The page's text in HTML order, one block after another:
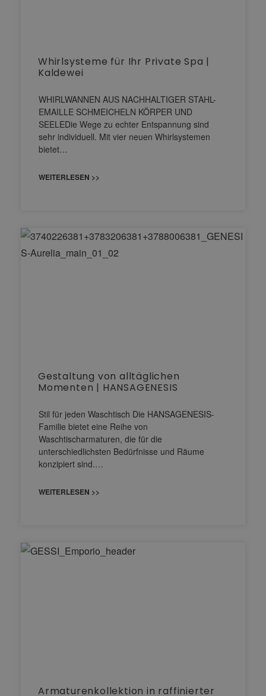
Whirlsysteme für Ihr Private Spa |
Kaldewei
WHIRLWANNEN AUS NACHHALTIGER STAHL-
EMAILLE SCHMEICHELN KÖRPER UND
SEELEDie Wege zu echter Entspannung sind
sehr individuell. Mit vier neuen Whirlsystemen
bietet…
WEITERLESEN >>
Gestaltung von alltäglichen
Momenten | HANSAGENESIS
Stil für jeden Waschtisch Die HANSAGENESIS-
Familie bietet eine Reihe von
Waschtischarmaturen, die für die
unterschiedlichsten Bedürfnisse und Räume
konzipiert sind.…
WEITERLESEN >>
Armaturenkollektion in raffinierter